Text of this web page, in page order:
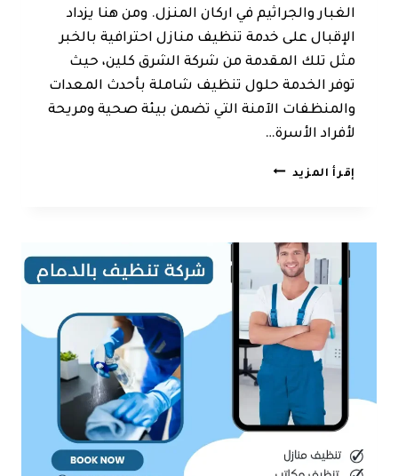
الغبار والجراثيم في اركان المنزل. ومن هنا يزداد
الإقبال على خدمة تنظيف منازل احترافية بالخبر
مثل تلك المقدمة من شركة الشرق كلين، حيث
توفر الخدمة حلول تنظيف شاملة بأحدث المعدات
والمنظفات الآمنة التي تضمن بيئة صحية ومريحة
لأفراد الأسرة…
إقرأ المزيد شركة